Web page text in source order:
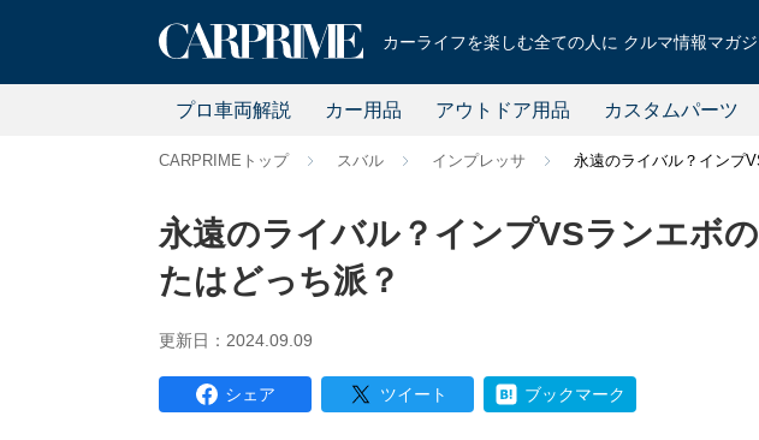
カーライフを楽しむ全ての人に クルマ情報マガ
プロ車両解説 カー用品 アウトドア用品 カスタムパーツ
CARPRIMEトップ スバル インプレッサ 永遠のライバル？インプ
永遠のライバル？インプVSランエボ
たはどっち派？
更新日：2024.09.09
シェア ツイート ブックマーク